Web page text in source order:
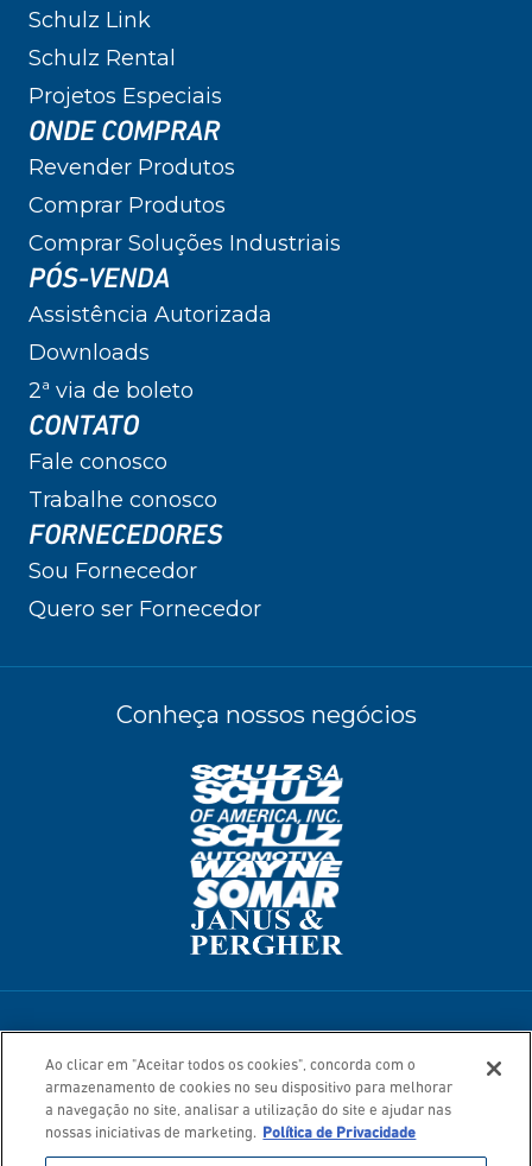
Schulz Link
Schulz Rental
Projetos Especiais
ONDE COMPRAR
Revender Produtos
Comprar Produtos
Comprar Soluções Industriais
PÓS-VENDA
Assistência Autorizada
Downloads
2ª via de boleto
CONTATO
Fale conosco
Trabalhe conosco
FORNECEDORES
Sou Fornecedor
Quero ser Fornecedor
Conheça nossos negócios
© 2026. Todos os direitos reservados.
Termos de Uso
Política de Privacidade
Mapa do Site
Ao clicar em "Aceitar todos os cookies", concorda com o
armazenamento de cookies no seu dispositivo para melhorar
a navegação no site, analisar a utilização do site e ajudar nas
nossas iniciativas de marketing.
Política de Privacidade